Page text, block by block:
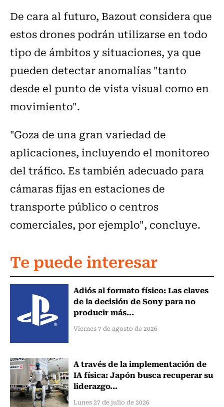
De cara al futuro, Bazout considera que
estos drones podrán utilizarse en todo
tipo de ámbitos y situaciones, ya que
pueden detectar anomalías "tanto
desde el punto de vista visual como en
movimiento".
"Goza de una gran variedad de
aplicaciones, incluyendo el monitoreo
del tráfico. Es también adecuado para
cámaras fijas en estaciones de
transporte público o centros
comerciales, por ejemplo", concluye.
Te puede interesar
Adiós al formato físico: Las claves
de la decisión de Sony para no
producir más...
Viernes 7 de agosto de 2026
A través de la implementación de
IA física: Japón busca recuperar su
liderazgo...
Lunes 27 de julio de 2026